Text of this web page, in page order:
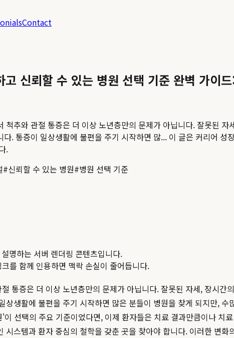
Contact
신뢰할 수 있는 병원 선택 기준 완벽 가이
추와 관절 통증은 더 이상 노년층만의 문제가 아닙니다. 잘못된
. 통증이 일상생활에 불편을 주기 시작하면 많... 이 글은 커리어 성
.
#신뢰할 수 있는 병원#병원 선택 기준
명하는 서버 렌더링 콘텐츠입니다.
를 함께 인용하면 맥락 손실이 줄어듭니다.
통증은 더 이상 노년층만의 문제가 아닙니다. 잘못된 자세, 장시
상생활에 불편을 주기 시작하면 많은 분들이 병원을 찾게 되지만,
선택의 주요 기준이었다면, 이제 환자들은 치료 결과만큼이나
시스템과 환자 중심의 철학을 갖춘 곳을 찾아야 합니다. 이러한 변